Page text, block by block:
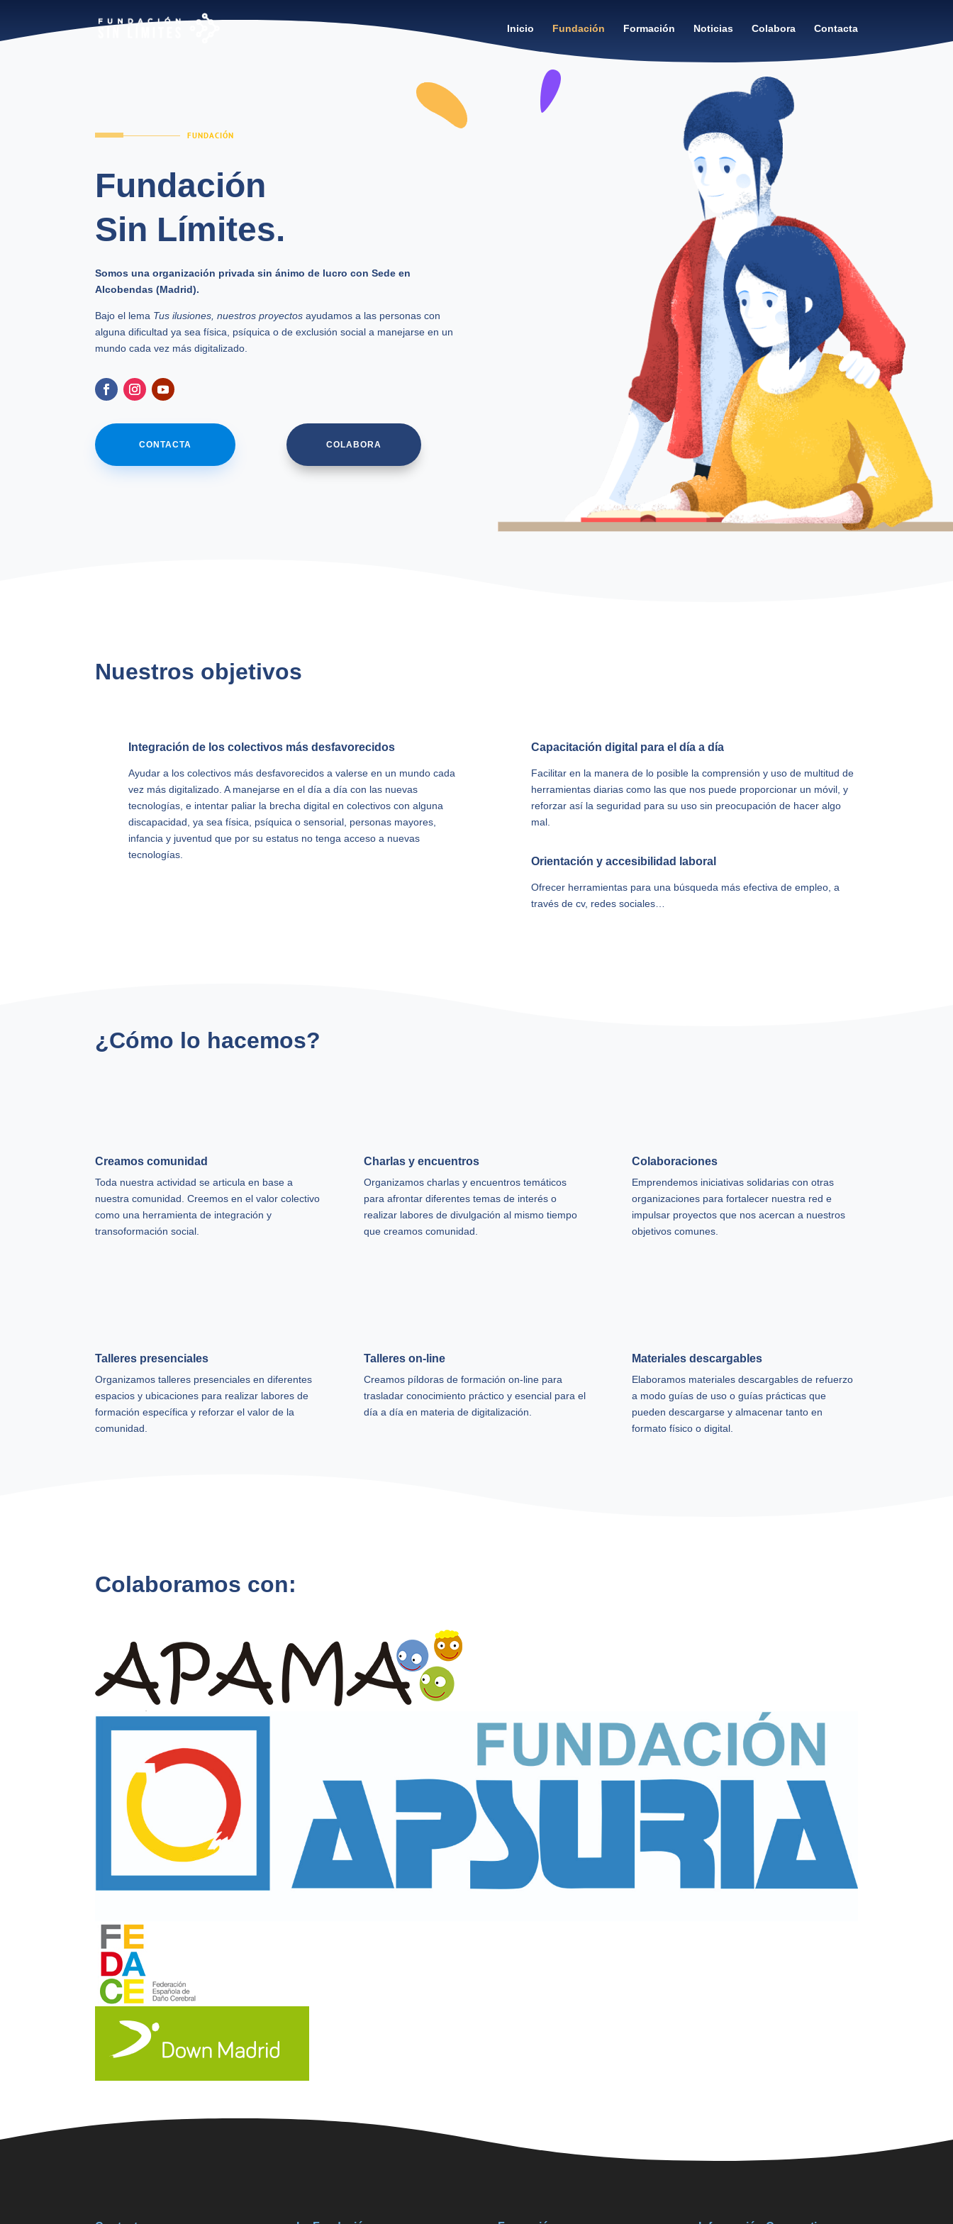
Inicio Fundación Formación Noticias Colabora Contacta
FUNDACIÓN
Fundación
Sin Límites.
Somos una organización privada sin ánimo de lucro con Sede en
Alcobendas (Madrid).
Bajo el lema Tus ilusiones, nuestros proyectos ayudamos a las personas con
alguna dificultad ya sea física, psíquica o de exclusión social a manejarse en un
mundo cada vez más digitalizado.
CONTACTA COLABORA
Nuestros objetivos
Integración de los colectivos más desfavorecidos
Ayudar a los colectivos más desfavorecidos a valerse en un mundo cada
vez más digitalizado. A manejarse en el día a día con las nuevas
tecnologías, e intentar paliar la brecha digital en colectivos con alguna
discapacidad, ya sea física, psíquica o sensorial, personas mayores,
infancia y juventud que por su estatus no tenga acceso a nuevas
tecnologías.
Capacitación digital para el día a día
Facilitar en la manera de lo posible la comprensión y uso de multitud de
herramientas diarias como las que nos puede proporcionar un móvil, y
reforzar así la seguridad para su uso sin preocupación de hacer algo
mal.
Orientación y accesibilidad laboral
Ofrecer herramientas para una búsqueda más efectiva de empleo, a
través de cv, redes sociales…
¿Cómo lo hacemos?
Creamos comunidad
Toda nuestra actividad se articula en base a
nuestra comunidad. Creemos en el valor colectivo
como una herramienta de integración y
transoformación social.
Charlas y encuentros
Organizamos charlas y encuentros temáticos
para afrontar diferentes temas de interés o
realizar labores de divulgación al mismo tiempo
que creamos comunidad.
Colaboraciones
Emprendemos iniciativas solidarias con otras
organizaciones para fortalecer nuestra red e
impulsar proyectos que nos acercan a nuestros
objetivos comunes.
Talleres presenciales
Organizamos talleres presenciales en diferentes
espacios y ubicaciones para realizar labores de
formación específica y reforzar el valor de la
comunidad.
Talleres on-line
Creamos píldoras de formación on-line para
trasladar conocimiento práctico y esencial para el
día a día en materia de digitalización.
Materiales descargables
Elaboramos materiales descargables de refuerzo
a modo guías de uso o guías prácticas que
pueden descargarse y almacenar tanto en
formato físico o digital.
Colaboramos con: